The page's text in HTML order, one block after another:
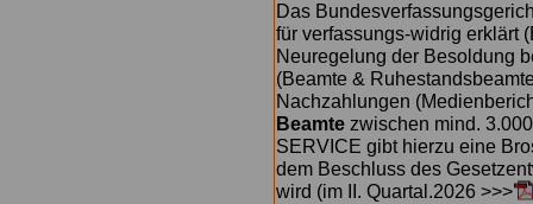
Das
für verfassungs-widrig erklärt
Neuregelung der Besoldung
(Beamte &
Nachzahlungen
Beamte zwischen mind.
SERVICE gibt hierzu eine
dem Beschluss des
wird (im II. Quartal.2026 >>>